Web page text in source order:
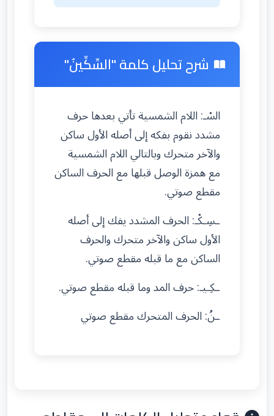
شرح تحليل كلمة "السِّكِّينُ"
السْـ: اللام الشمسية تأتي بعدها حرف
مشدد نقوم بفكه إلى أصله الأول ساكن
والآخر متحرك وبالتالي اللام الشمسية
مع همزة الوصل قبلها مع الحرف الساكن
مقطع صوتي.
ـسِـكْـ: الحرف المشدد يفك إلى أصله
الأول ساكن والآخر متحرك والحرف
الساكن مع ما قبله مقطع صوتي.
ـكِـيـ: حرف المد وما قبله مقطع صوتي.
ـنُ: الحرف المتحرك مقطع صوتي